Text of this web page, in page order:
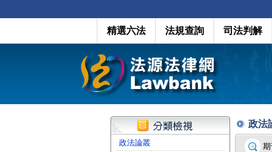
精選六法 法規查詢 司法判解
政法論叢
政法